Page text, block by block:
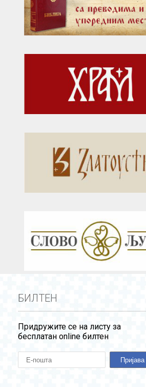
БИЛТЕН
Придружите се на листу за
бесплатан online билтен